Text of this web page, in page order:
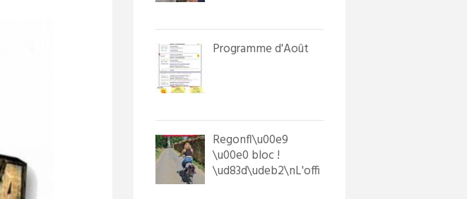
Programme d'Août
Regonfl\u00e9
\u00e0 bloc !
\ud83d\udeb2\nL'offi